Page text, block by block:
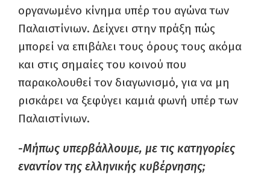
οργανωμένο κίνημα υπέρ του αγώνα των
Παλαιστίνιων. Δείχνει στην πράξη πώς
μπορεί να επιβάλει τους όρους τους ακόμα
και στις σημαίες του κοινού που
παρακολουθεί τον διαγωνισμό, για να μη
ρισκάρει να ξεφύγει καμιά φωνή υπέρ των
Παλαιστίνιων.
-Μήπως υπερβάλλουμε, με τις κατηγορίες
εναντίον της ελληνικής κυβέρνησης;